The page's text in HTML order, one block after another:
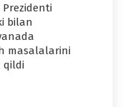
Prezidenti
bilan
masalalarini
qildi